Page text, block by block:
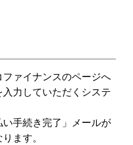
ァイナンスのページへ
力していただくシステ
手続き完了」メールが
ます。